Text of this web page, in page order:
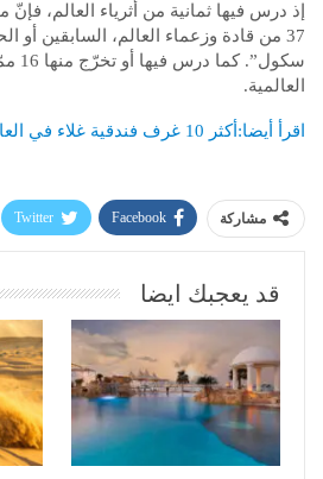
إذ درس فيها ثمانية من أثرياء العالم،
37 من قادة وزعماء العالم، السابقين أو
العالمية.
اقرأ أيضا:أكثر 10 غرف فندقية غلاء في العالم
مشاركة Facebook
Twitter
قد يعجبك ايضا